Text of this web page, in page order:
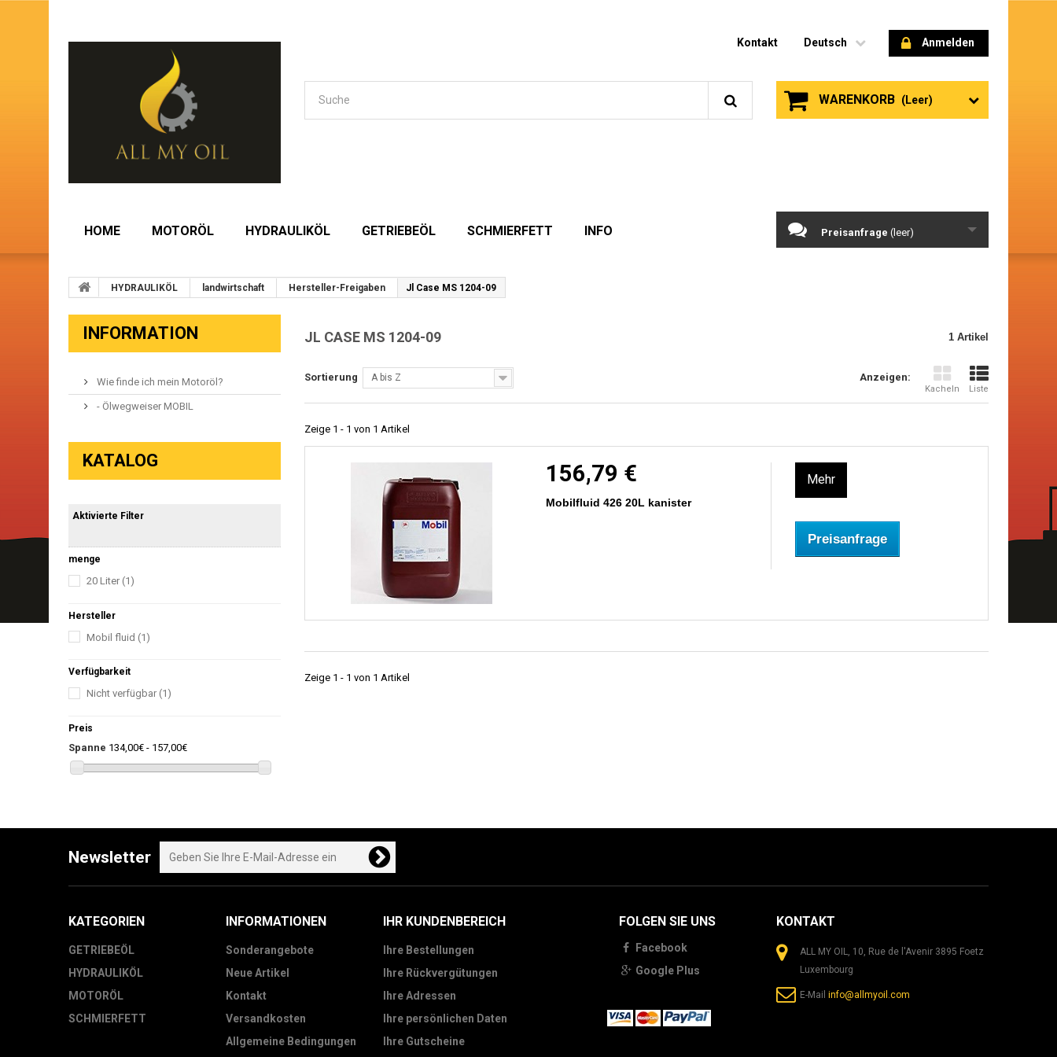
Anmelden
Deutsch
Kontakt
WARENKORB (Leer)
HOME MOTORÖL HYDRAULIKÖL GETRIEBEÖL SCHMIERFETT INFO Preisanfrage (leer)
HYDRAULIKÖL landwirtschaft Hersteller-Freigaben Jl Case MS 1204-09
INFORMATION
Wie finde ich mein Motoröl?
- Ölwegweiser MOBIL
KATALOG
Aktivierte Filter
menge
20 Liter (1)
Hersteller
Mobil fluid (1)
Verfügbarkeit
Nicht verfügbar (1)
Preis
Spanne 134,00€ - 157,00€
JL CASE MS 1204-09 1 Artikel
Anzeigen:
Kacheln Liste
Sortierung A bis Z
Zeige 1 - 1 von 1 Artikel
156,79 €
Mobilfluid 426 20L kanister
Mehr
Preisanfrage
Zeige 1 - 1 von 1 Artikel
Newsletter
KATEGORIEN
GETRIEBEÖL
HYDRAULIKÖL
MOTORÖL
SCHMIERFETT
INFORMATIONEN
Sonderangebote
Neue Artikel
Kontakt
Versandkosten
Allgemeine Bedingungen
IHR KUNDENBEREICH
Ihre Bestellungen
Ihre Rückvergütungen
Ihre Adressen
Ihre persönlichen Daten
Ihre Gutscheine
FOLGEN SIE UNS
Facebook
Google Plus
KONTAKT
ALL MY OIL, 10, Rue de l'Avenir 3895 Foetz
Luxembourg
E-Mail info@allmyoil.com